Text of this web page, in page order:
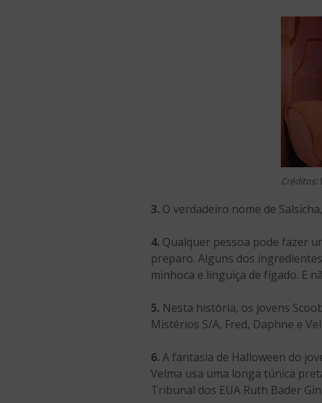
Créditos:
3. O verdadeiro nome de
4. Qualquer pessoa pode fazer
preparo. Alguns dos
minhoca e linguiça de fígado. E
5. Nesta história, os jovens
Mistérios S/A, Fred, Daphne e
6. A fantasia de Halloween do
Velma usa uma longa túnica
Tribunal dos EUA Ruth Bader